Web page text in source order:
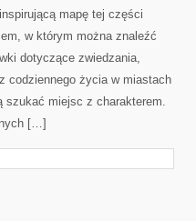
mapę tej części
w którym można znaleźć
dotyczące zwiedzania,
codziennego życia w miastach
szukać miejsc z charakterem.
[…]